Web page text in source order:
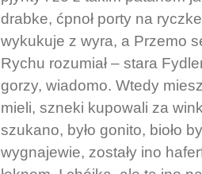
drabke, ćpnoł porty na
wykukuje z wyra, a Przemo
Rychu rozumiał – stara
gorzy, wiadomo. Wtedy
mieli, szneki kupowali za
szukano, było gonito, bioło
wygnajewie, zostały ino